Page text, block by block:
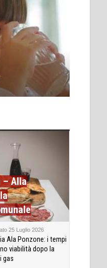
– Alla
25 Luglio 2026
Ala Ponzone: i tempi
viabilità dopo la
gas